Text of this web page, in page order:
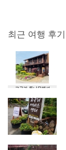
최근 여행 후기